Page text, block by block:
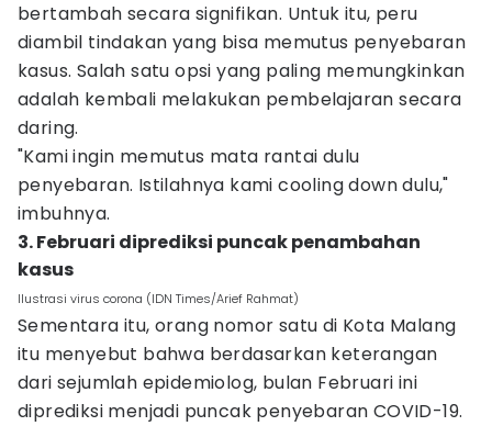
bertambah secara signifikan. Untuk itu, peru
diambil tindakan yang bisa memutus penyebaran
kasus. Salah satu opsi yang paling memungkinkan
adalah kembali melakukan pembelajaran secara
daring.
"Kami ingin memutus mata rantai dulu
penyebaran. Istilahnya kami cooling down dulu,"
imbuhnya.
3. Februari diprediksi puncak penambahan
kasus
Ilustrasi virus corona (IDN Times/Arief Rahmat)
Sementara itu, orang nomor satu di Kota Malang
itu menyebut bahwa berdasarkan keterangan
dari sejumlah epidemiolog, bulan Februari ini
diprediksi menjadi puncak penyebaran COVID-19.